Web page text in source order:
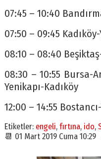
07:45 – 10:40
07:50 – 09:45
08:10 – 08:40
08:30 – 10:55 Bursa-
Yenikapı-Kadıköy
12:00 – 14:55
Etiketler: engeli, fırtına, ido,
📆 01 Mart 2019 Cuma